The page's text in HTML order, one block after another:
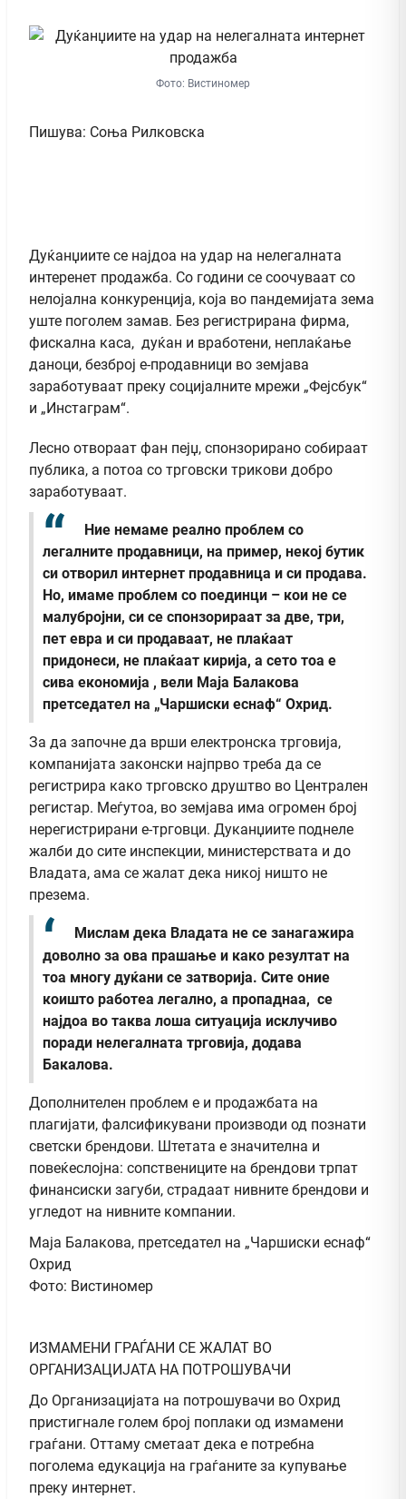
Фото: Вистиномер
Пишува: Соња Рилковска
Дуќанџиите се најдоа на удар на нелегалната
интеренет продажба. Со години се соочуваат со
нелојална конкуренција, која во пандемијата зема
уште поголем замав. Без регистрирана фирма,
фискална каса, дуќан и вработени, неплаќање
даноци, безброј е-продавници во земјава
заработуваат преку социјалните мрежи „Фејсбук“
и „Инстаграм“.
Лесно отвораат фан пејџ, спонзорирано собираат
публика, а потоа со трговски трикови добро
заработуваат.
Ние немаме реално проблем со
легалните продавници, на пример, некој бутик
си отворил интернет продавница и си продава.
Но, имаме проблем со поединци – кои не се
малубројни, си се спонзорираат за две, три,
пет евра и си продаваат, не плаќаат
придонеси, не плаќаат кирија, а сето тоа е
сива економија , вели Маја Балакова
претседател на „Чаршиски еснаф“ Охрид.
За да започне да врши електронска трговија,
компанијата законски најпрво треба да се
регистрира како трговско друштво во Централен
регистар. Меѓутоа, во земјава има огромен број
нерегистрирани е-трговци. Дуканџиите поднеле
жалби до сите инспекции, министерствата и до
Владата, ама се жалат дека никој ништо не
презема.
Мислам дека Владата не се занагажира
доволно за ова прашање и како резултат на
тоа многу дуќани се затворија. Сите оние
коишто работеа легално, а пропаднаа, се
најдоа во таква лоша ситуација исклучиво
поради нелегалната трговија, додава
Бакалова.
Дополнителен проблем е и продажбата на
плагијати, фалсификувани производи од познати
светски брендови. Штетата е значителна и
повеќеслојна: сопствениците на брендови трпат
финансиски загуби, страдаат нивните брендови и
угледот на нивните компании.
Маја Балакова, претседател на „Чаршиски еснаф“
Охрид
Фото: Вистиномер
ИЗМАМЕНИ ГРАЃАНИ СЕ ЖАЛАТ ВО
ОРГАНИЗАЦИЈАТА НА ПОТРОШУВАЧИ
До Организацијата на потрошувачи во Охрид
пристигнале голем број поплаки од измамени
граѓани. Оттаму сметаат дека е потребна
поголема едукација на граѓаните за купување
преку интернет.